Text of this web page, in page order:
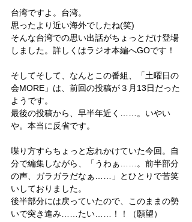
台湾ですよ。台湾。
思ったより近い海外でしたね(笑)
そんな台湾での思い出話がちょっとだけ登場
しました。詳しくはラジオ本編へGOです！
そしてそして、なんとこの番組、「土曜日の
会MORE」は、前回の投稿が３月13日だった
ようです。
最後の投稿から、早半年近く……。いやい
や。本当に反省です。
喋り方すらちょっと忘れかけていた今回。自
分で編集しながら、「うわぁ……。前半部分
の声、ガラガラだなぁ……」とひとりで苦笑
いしておりました。
後半部分には戻っていたので、このままの勢
いで突き進み……たい……！！（願望）